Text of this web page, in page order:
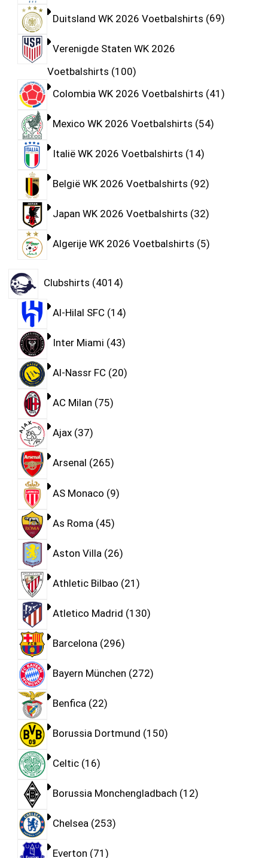
Duitsland WK 2026 Voetbalshirts 69
Verenigde Staten WK 2026
Voetbalshirts 100
Colombia WK 2026 Voetbalshirts 41
Mexico WK 2026 Voetbalshirts 54
Italië WK 2026 Voetbalshirts 14
België WK 2026 Voetbalshirts 92
Japan WK 2026 Voetbalshirts 32
Algerije WK 2026 Voetbalshirts 5
Clubshirts 4014
Al-Hilal SFC 14
Inter Miami 43
Al-Nassr FC 20
AC Milan 75
Ajax 37
Arsenal 265
AS Monaco 9
As Roma 45
Aston Villa 26
Athletic Bilbao 21
Atletico Madrid 130
Barcelona 296
Bayern München 272
Benfica 22
Borussia Dortmund 150
Celtic 16
Borussia Monchengladbach 12
Chelsea 253
Everton 71